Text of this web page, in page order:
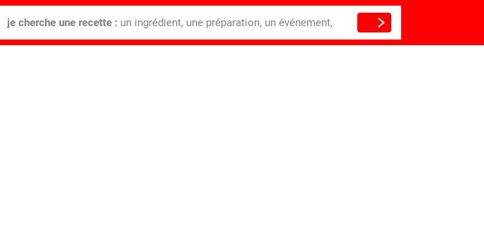
je cherche une recette : un ingrédient, une préparation, un événement,